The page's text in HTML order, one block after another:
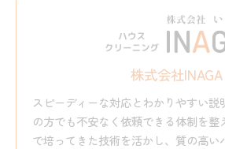
株式会社INAGA
スピーディーな対応とわかりやすい説
の方でも不安なく依頼できる体制を整
で培ってきた技術を活かし、質の高い